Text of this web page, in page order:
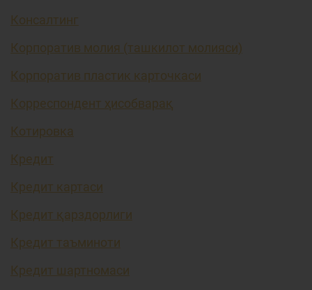
Консалтинг
Корпоратив молия (ташкилот молияси)
Корпоратив пластик карточкаси
Корреспондент ҳисобварақ
Котировка
Кредит
Кредит картаси
Кредит қарздорлиги
Кредит таъминоти
Кредит шартномаси